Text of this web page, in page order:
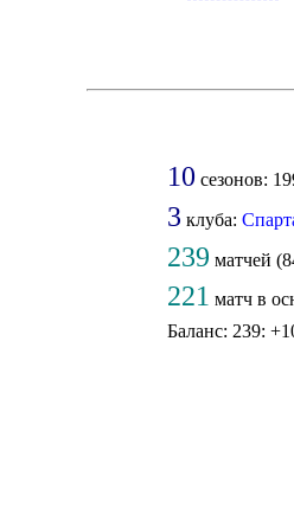
10 сезонов:
3 клуба:
239 матчей
221 матч в
Баланс: 239: